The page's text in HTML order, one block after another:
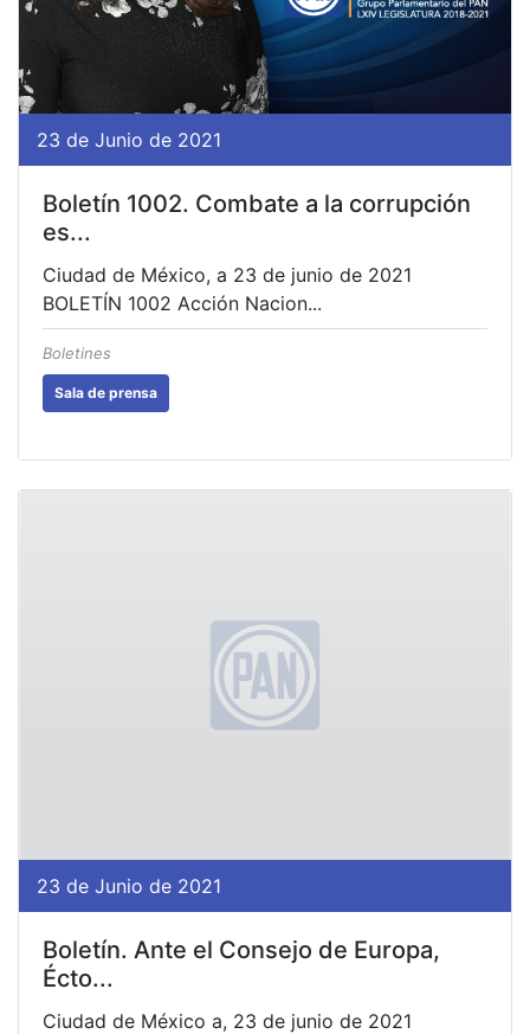
23 de Junio de 2021
Boletín 1002. Combate a la corrupción
es...
Ciudad de México, a 23 de junio de 2021
BOLETÍN 1002 Acción Nacion...
Boletines
Sala de prensa
23 de Junio de 2021
Boletín. Ante el Consejo de Europa,
Écto...
Ciudad de México a, 23 de junio de 2021